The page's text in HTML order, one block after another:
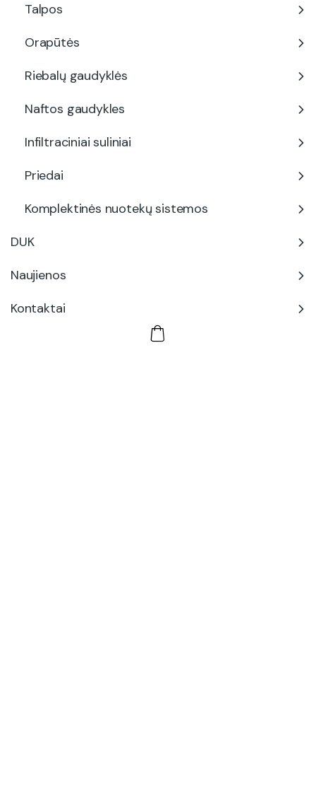
Talpos
Orapūtės
Riebalų gaudyklės
Naftos gaudykles
Infiltraciniai suliniai
Priedai
Komplektinės nuotekų sistemos
DUK
Naujienos
Kontaktai